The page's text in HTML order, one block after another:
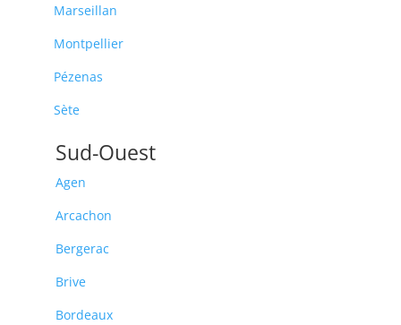
Marseillan
Montpellier
Pézenas
Sète
Sud-Ouest
Agen
Arcachon
Bergerac
Brive
Bordeaux